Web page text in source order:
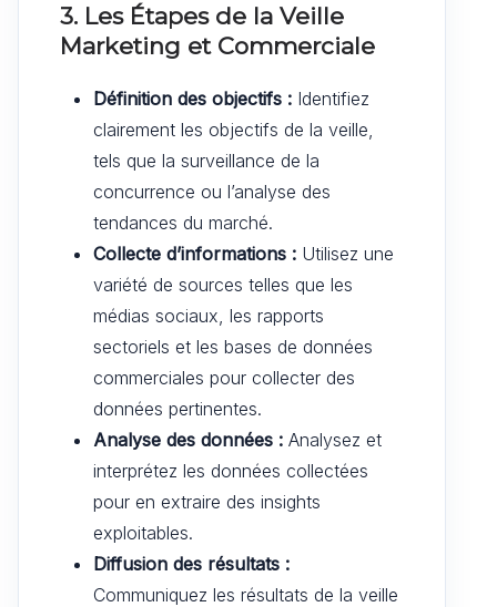
3. Les Étapes de la Veille
Marketing et Commerciale
Définition des objectifs : Identifiez
clairement les objectifs de la veille,
tels que la surveillance de la
concurrence ou l’analyse des
tendances du marché.
Collecte d’informations : Utilisez une
variété de sources telles que les
médias sociaux, les rapports
sectoriels et les bases de données
commerciales pour collecter des
données pertinentes.
Analyse des données : Analysez et
interprétez les données collectées
pour en extraire des insights
exploitables.
Diffusion des résultats :
Communiquez les résultats de la veille